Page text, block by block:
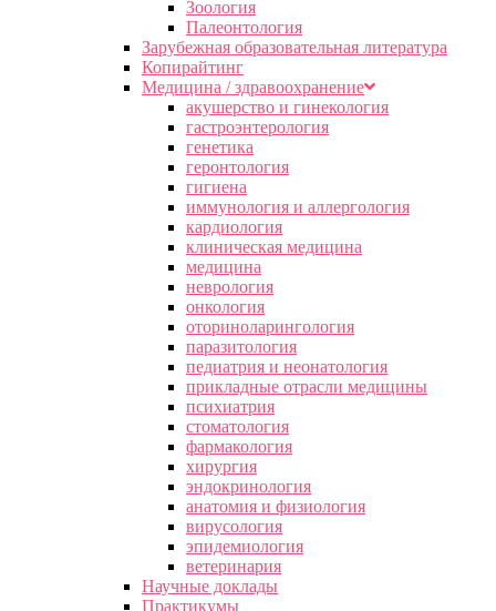
Зоология
Палеонтология
Зарубежная образовательная литература
Копирайтинг
Медицина / здравоохранение
акушерство и гинекология
гастроэнтерология
генетика
геронтология
гигиена
иммунология и аллергология
кардиология
клиническая медицина
медицина
неврология
онкология
оториноларингология
паразитология
педиатрия и неонатология
прикладные отрасли медицины
психиатрия
стоматология
фармакология
хирургия
эндокринология
анатомия и физиология
вирусология
эпидемиология
ветеринария
Научные доклады
Практикумы